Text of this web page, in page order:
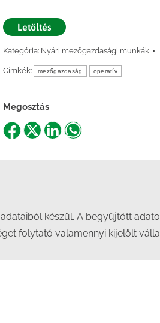
Letöltés
Kategória: Nyári mezőgazdasági munkák
Címkék: mezőgazdaság operatív
Megosztás
ShareShareShareShare
készül. A begyűjtött
folytató valamennyi kijelölt